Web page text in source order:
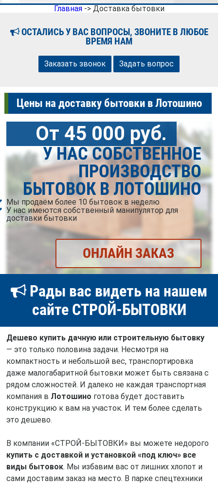
Главная-> Доставка бытовки
ОСТАЛИСЬ У ВАС ВОПРОСЫ, ЗВОНИТЕ В ЛЮБОЕ
ВРЕМЯ НАМ
Заказать звонок Задать вопрос
Цены на доставку бытовки в Лотошино
От 45 000 руб.
У НАС СОБСТВЕННОЕ
ПРОИЗВОДСТВО
БЫТОВОК В ЛОТОШИНО
Мы продаём более 10 бытовок в неделю
У нас имеются собственный манипулятор для
доставки бытовки
ОНЛАЙН ЗАКАЗ
Рады вас видеть на нашем
сайте СТРОЙ-БЫТОВКИ
Дешево купить дачную или строительную бытовку
— это только половина задачи. Несмотря на
компактность и небольшой вес, транспортировка
даже малогабаритной бытовки может быть связана с
рядом сложностей. И далеко не каждая транспортная
компания в Лотошино готова будет доставить
конструкцию к вам на участок. И тем более сделать
это дешево.
В компании «СТРОЙ-БЫТОВКИ» вы можете недорого
купить с доставкой и установкой «под ключ» все
виды бытовок. Мы избавим вас от лишних хлопот и
сами доставим заказ на место. В парке спецтехники